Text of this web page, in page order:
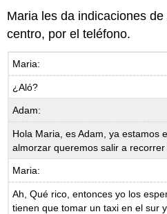
Maria les da indicaciones
centro, por el teléfono.
Maria:
¿Aló?
Adam:
Hola Maria, es Adam, ya estamos
almorzar queremos salir a recorrer
Maria:
Ah, Qué rico, entonces yo los
tienen que tomar un taxi en el sur